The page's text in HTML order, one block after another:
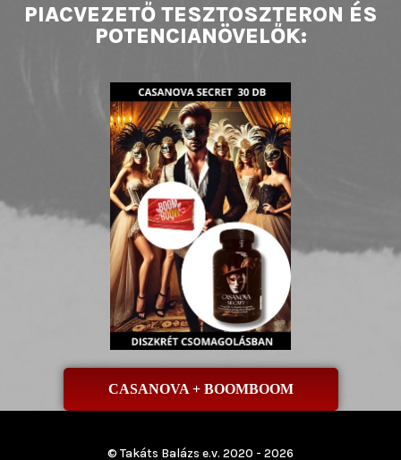
PIACVEZETŐ TESZTOSZTERON ÉS
POTENCIANÖVELŐK:
CASANOVA + BOOMBOOM
© Takáts Balázs e.v. 2020 - 2026